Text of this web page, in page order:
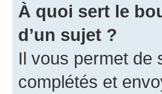
À quoi sert le
d’un sujet ?
Il vous permet de
complétés et